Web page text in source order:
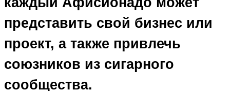
представить свой бизнес или
проект, а также привлечь
союзников из сигарного
сообщества.